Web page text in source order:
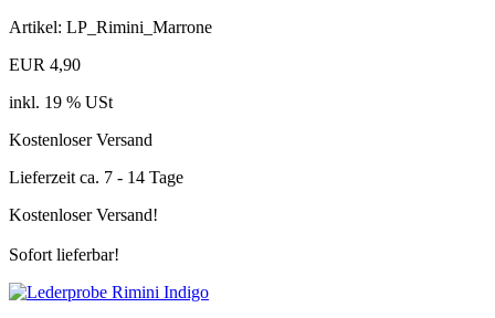
Artikel: LP_Rimini_Marrone
EUR 4,90
inkl. 19 % USt
Kostenloser Versand
Lieferzeit ca. 7 - 14 Tage
Kostenloser Versand!
Sofort lieferbar!